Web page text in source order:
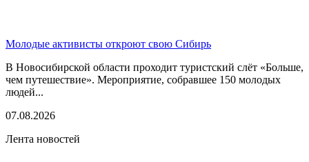
Молодые активисты откроют свою Сибирь
В Новосибирской области проходит туристский слёт «Больше,
чем путешествие». Мероприятие, собравшее 150 молодых
людей...
07.08.2026
Лента новостей